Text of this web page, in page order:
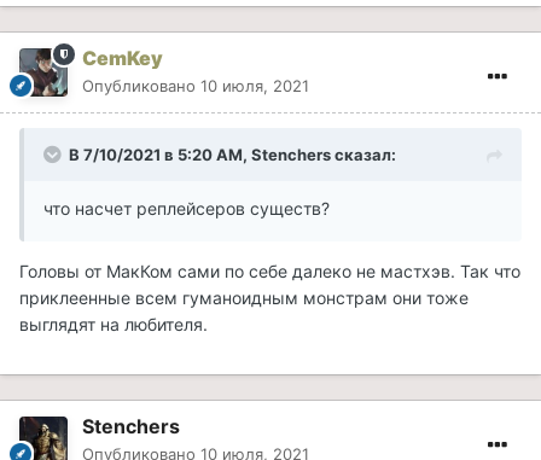
CemKey
Опубликовано 10 июля, 2021
В 7/10/2021 в 5:20 AM, Stenchers сказал:
что насчет реплейсеров существ?
Головы от МакКом сами по себе далеко не мастхэв. Так что
приклеенные всем гуманоидным монстрам они тоже
выглядят на любителя.
Stenchers
Опубликовано 10 июля, 2021